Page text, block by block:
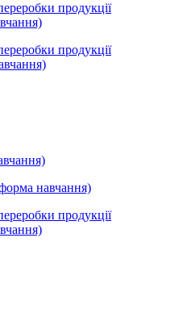
продукції
продукції
форма навчання)
продукції